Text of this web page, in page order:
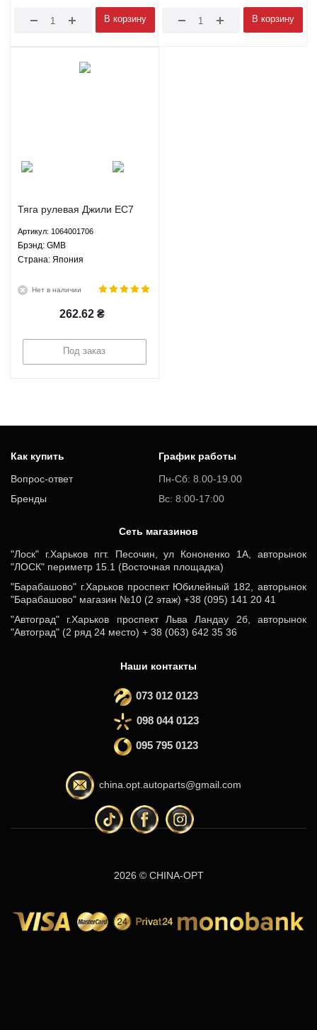
В корзину В корзину
Тяга рулевая Джили ЕС7
Лифан 620 Солано -
1064001706 GMB
Артикул: 1064001706
Брэнд: GMB
Страна: Япония
Нет в наличии
262.62 ₴
Под заказ
Как купить
Вопрос-ответ
Бренды
График работы
Пн-Сб: 8.00-19.00
Вс: 8:00-17:00
Cеть магазинов
"Лоск" г.Харьков пгт. Песочин, ул Кононенко 1А, авторынок
"ЛОСК" периметр 15.1 (Восточная площадка)
"Барабашово" г.Харьков проспект Юбилейный 182, авторынок
"Барабашово" магазин №10 (2 этаж) +38 (095) 141 20 41
"Автоград" г.Харьков проспект Льва Ландау 2б, авторынок
"Автоград" (2 ряд 24 место) + 38 (063) 642 35 36
Наши контакты
073 012 0123
098 044 0123
095 795 0123
china.opt.autoparts@gmail.com
2026 © CHINA-OPT